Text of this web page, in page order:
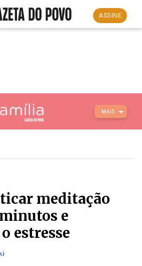
ASSINE
MAIS
meditação
e
estresse